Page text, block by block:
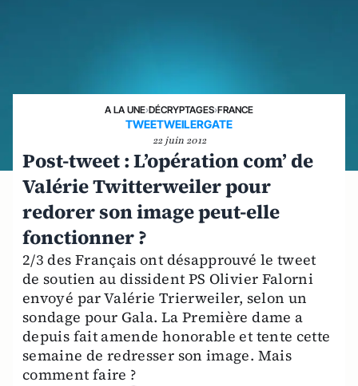
A LA UNE›DÉCRYPTAGES›FRANCE
TWEETWEILERGATE
22 juin 2012
Post-tweet : L’opération com’ de
Valérie Twitterweiler pour
redorer son image peut-elle
fonctionner ?
2/3 des Français ont désapprouvé le tweet
de soutien au dissident PS Olivier Falorni
envoyé par Valérie Trierweiler, selon un
sondage pour Gala. La Première dame a
depuis fait amende honorable et tente cette
semaine de redresser son image. Mais
comment faire ?